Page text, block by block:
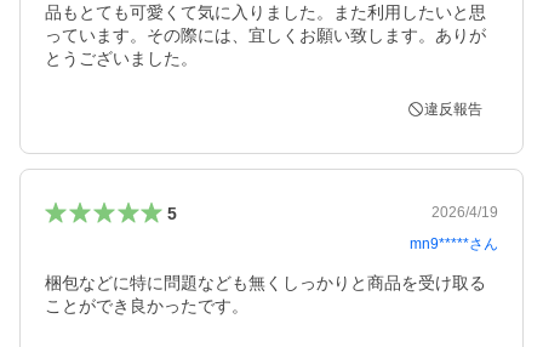
品もとても可愛くて気に入りました。また利用したいと思
っています。その際には、宜しくお願い致します。ありが
とうございました。
違反報告
5
2026/4/19
mn9*****さん
梱包などに特に問題なども無くしっかりと商品を受け取る
ことができ良かったです。